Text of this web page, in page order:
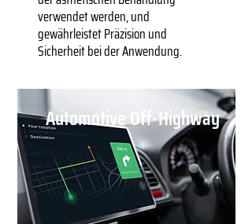
verwendet werden, und
gewährleistet Präzision und
Sicherheit bei der Anwendung.
Automotive Off-Highway